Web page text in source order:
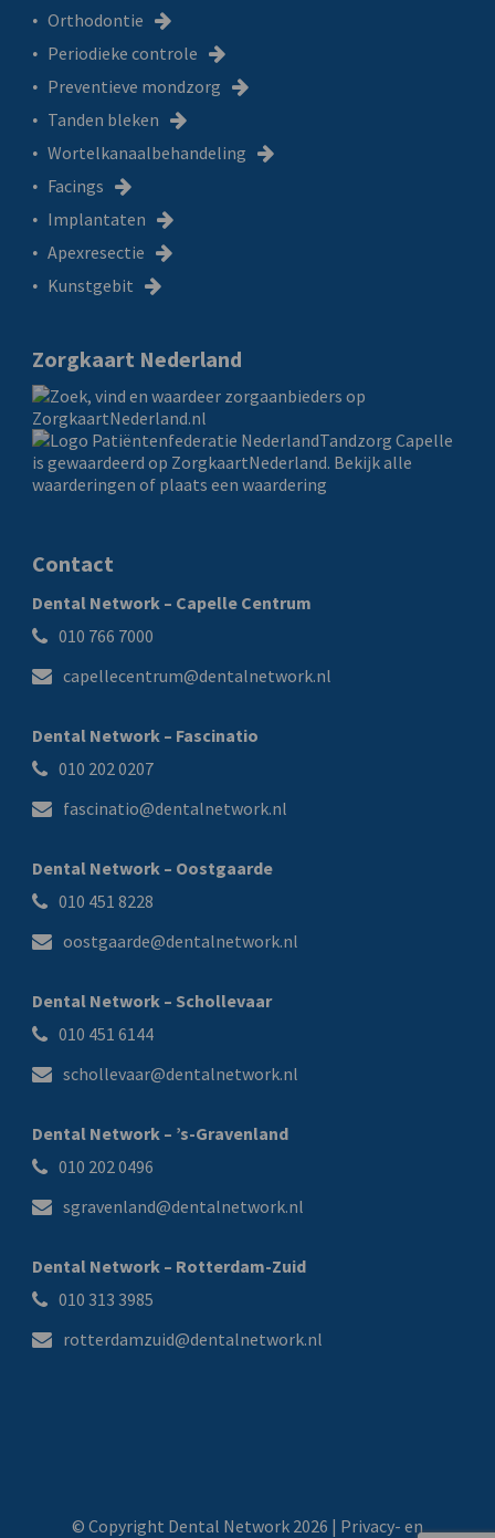
Orthodontie
Periodieke controle
Preventieve mondzorg
Tanden bleken
Wortelkanaalbehandeling
Facings
Implantaten
Apexresectie
Kunstgebit
Zorgkaart Nederland
Tandzorg Capelle
is gewaardeerd op ZorgkaartNederland. Bekijk alle
waarderingen of plaats een waardering
Contact
Dental Network – Capelle Centrum
010 766 7000
capellecentrum@dentalnetwork.nl
Dental Network – Fascinatio
010 202 0207
fascinatio@dentalnetwork.nl
Dental Network – Oostgaarde
010 451 8228
oostgaarde@dentalnetwork.nl
Dental Network – Schollevaar
010 451 6144
schollevaar@dentalnetwork.nl
Dental Network – ’s-Gravenland
010 202 0496
sgravenland@dentalnetwork.nl
Dental Network – Rotterdam-Zuid
010 313 3985
rotterdamzuid@dentalnetwork.nl
© Copyright Dental Network 2026 | Privacy- en